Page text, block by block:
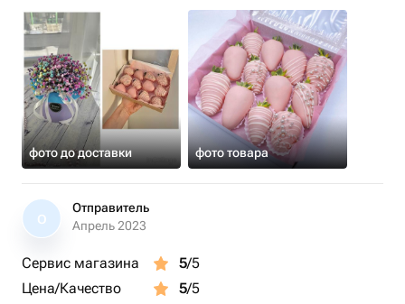
фото до доставки фото товара
О
Отправитель
Апрель 2023
Сервис магазина 5/5
Цена/Качество
5/5